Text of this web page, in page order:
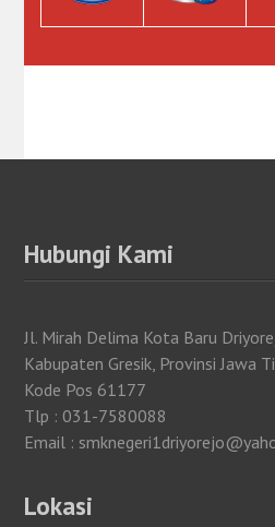
Hubungi Kami
Jl. Mirah Delima Kota Baru
Kabupaten Gresik, Provinsi Jawa
Kode Pos 61177
Tlp : 031-7580088
Email :
Lokasi